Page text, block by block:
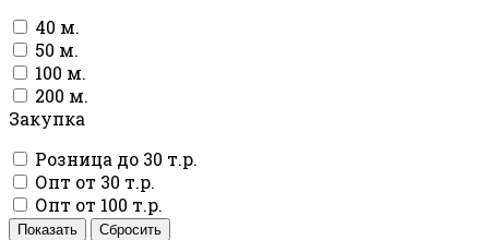
40 м.
50 м.
100 м.
200 м.
Закупка
Розница до 30 т.р.
Опт от 30 т.р.
Опт от 100 т.р.
Показать Сбросить